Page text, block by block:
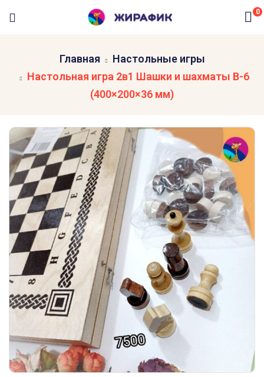
0
Главная
Настольные игры
Настольная игра 2в1 Шашки и шахматы B-6
(400×200×36 мм)